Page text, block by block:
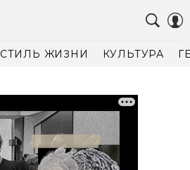
СТИЛЬ ЖИЗНИ КУЛЬТУРА